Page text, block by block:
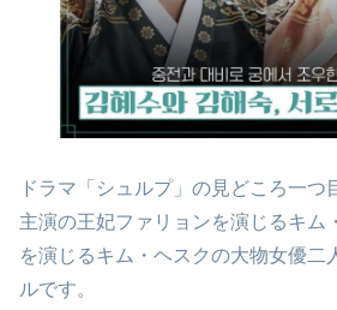
ドラマ「シュルプ」の見どころ一つ
主演の王妃ファリョンを演じるキム
を演じるキム・ヘスクの大物女優二
ルです。